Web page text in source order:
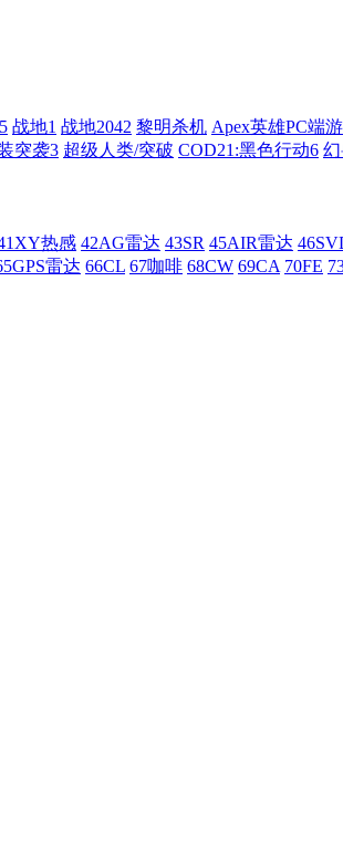
战地1 战地2042 黎明杀机 Apex英雄PC端游
突袭3 超级人类/突破 COD21:黑色行动6
热感 42AG雷达 43SR 45AIR雷达
雷达 66CL 67咖啡 68CW 69CA 70FE